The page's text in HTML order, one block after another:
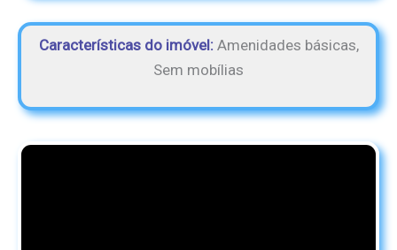
Características do imóvel: Amenidades básicas,
Sem mobílias